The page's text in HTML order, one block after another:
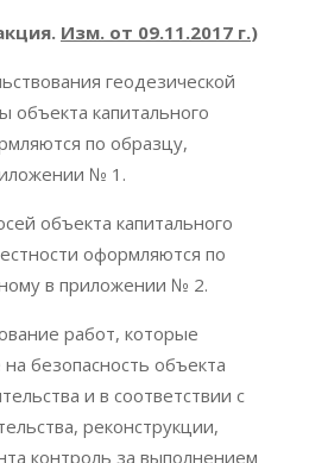
Изм. от 09.11.2017 г.)
геодезической
объекта капитального
по образцу,
№ 1.
объекта капитального
оформляются по
в приложении № 2.
работ, которые
безопасность объекта
и в соответствии с
реконструкции,
контроль за выполнением